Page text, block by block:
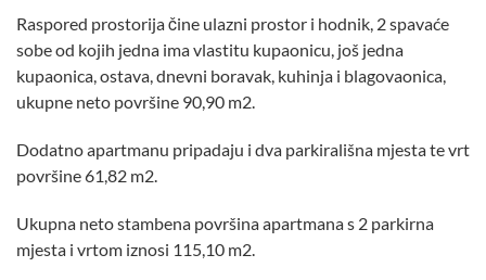
Raspored prostorija čine ulazni prostor i hodnik, 2 spavaće
sobe od kojih jedna ima vlastitu kupaonicu, još jedna
kupaonica, ostava, dnevni boravak, kuhinja i blagovaonica,
ukupne neto površine 90,90 m2.
Dodatno apartmanu pripadaju i dva parkirališna mjesta te vrt
površine 61,82 m2.
Ukupna neto stambena površina apartmana s 2 parkirna
mjesta i vrtom iznosi 115,10 m2.